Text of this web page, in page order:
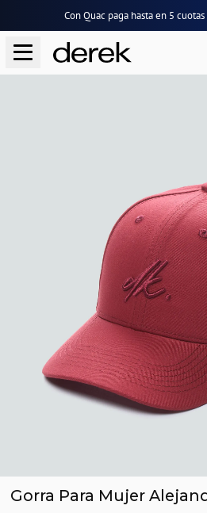
Con Quac paga hasta en 5 cuotas
Gorra Para Mujer